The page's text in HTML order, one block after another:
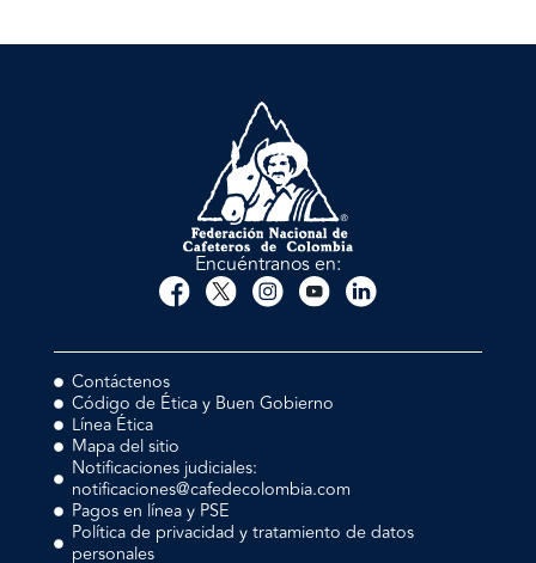
Encuéntranos en:
Contáctenos
Código de Ética y Buen Gobierno
Línea Ética
Mapa del sitio
Notificaciones judiciales:
notificaciones@cafedecolombia.com
Pagos en línea y PSE
Política de privacidad y tratamiento de datos
personales